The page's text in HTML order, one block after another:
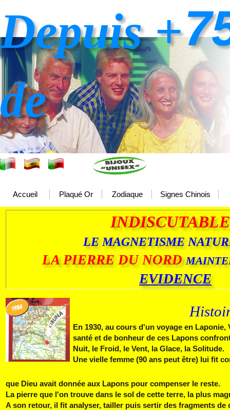
Accueil Plaqué Or Zodiaque Signes Chinois
Depuis +
de
LE MAGNETISME
LA PIERRE DU NORD
EVIDENCE
En 1930, au cours d'un voyage en
santé et de bonheur de ces Lapons
Nuit, le Froid, le Vent, la Glace, la Sol
Une vielle femme (90 ans peut être) lui fit
que Dieu avait donnée aux Lapons pour compenser le reste.
La pierre que l'on trouve dans le sol de cette terre, la plus
A son retour, il fit analyser, tailler puis sertir des fragments